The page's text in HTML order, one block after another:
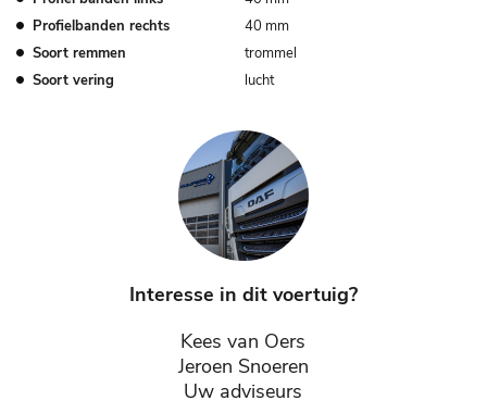
Profielbanden rechts
40 mm
Soort remmen
trommel
Soort vering
lucht
Interesse in dit voertuig?
Kees van Oers
Jeroen Snoeren
Uw adviseurs